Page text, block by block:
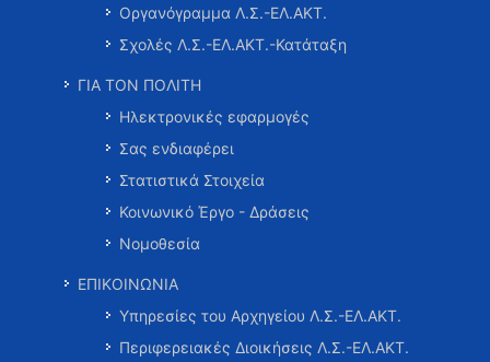
Οργανόγραμμα Λ.Σ.-ΕΛ.ΑΚΤ.
Σχολές Λ.Σ.-ΕΛ.ΑΚΤ.-Κατάταξη
ΓΙΑ ΤΟΝ ΠΟΛΙΤΗ
Ηλεκτρονικές εφαρμογές
Σας ενδιαφέρει
Στατιστικά Στοιχεία
Κοινωνικό Έργο - Δράσεις
Νομοθεσία
ΕΠΙΚΟΙΝΩΝΙΑ
Υπηρεσίες του Αρχηγείου Λ.Σ.-ΕΛ.ΑΚΤ.
Περιφερειακές Διοικήσεις Λ.Σ.-ΕΛ.ΑΚΤ.